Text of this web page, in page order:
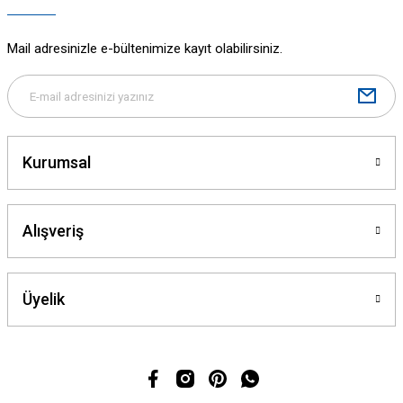
Mail adresinizle e-bültenimize kayıt olabilirsiniz.
Kurumsal
Alışveriş
Üyelik